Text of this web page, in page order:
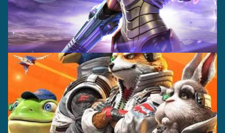
Casting +
Producción
Grabación +
Captura